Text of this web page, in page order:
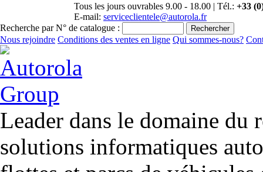
Tous les jours ouvrables 9.00 - 18.00 | Tél.: +33
E-mail: serviceclientele@autorola.fr
Recherche par N° de catalogue :
Nous rejoindre Conditions des ventes en ligne Qui sommes-nous?
Leader dans le domaine du
solutions informatiques